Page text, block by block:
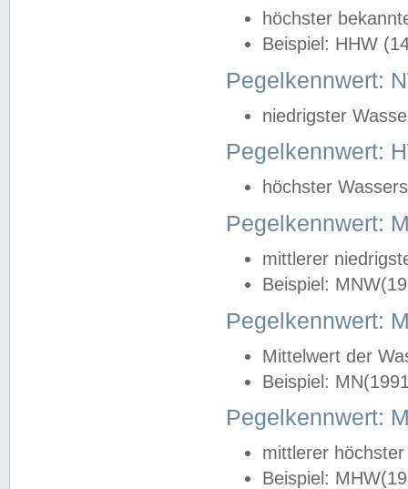
höchster
Beispiel: HHW
Pegelkennwert:
niedrigster
Pegelkennwert:
höchster
Pegelkennwert:
mittlerer
Beispiel:
Pegelkennwert:
Mittelwert der
Beispiel:
Pegelkennwert:
mittlerer
Beispiel: